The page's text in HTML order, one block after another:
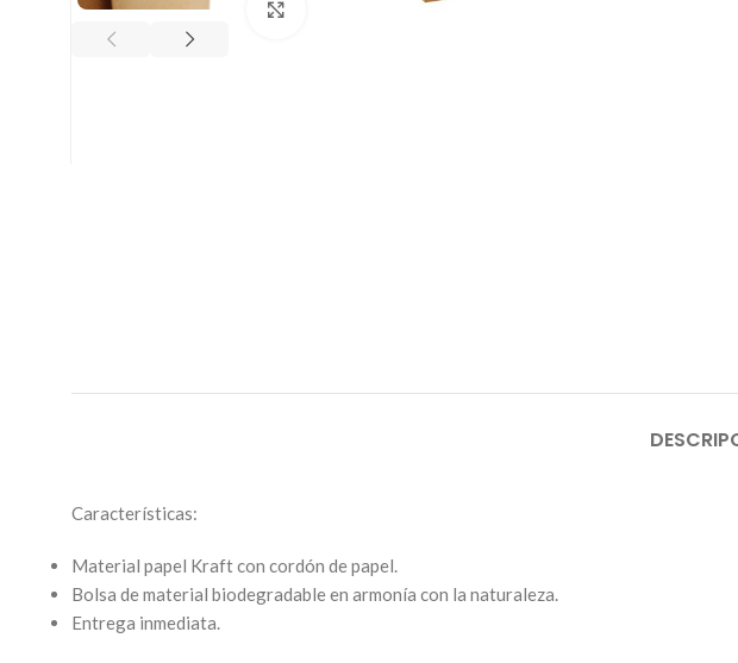
Clic para ampliar
Características:
Material papel Kraft con cordón de papel.
Bolsa de material biodegradable en armonía con la naturaleza.
Entrega inmediata.